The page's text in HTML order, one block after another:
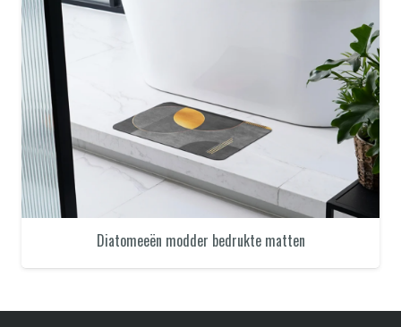
Diatomeeën modder bedrukte matten